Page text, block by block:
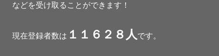
などを受け取ることができます！
現在登録者数は １１６２８人です。